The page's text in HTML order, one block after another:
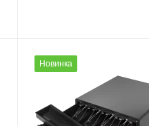
Новинка